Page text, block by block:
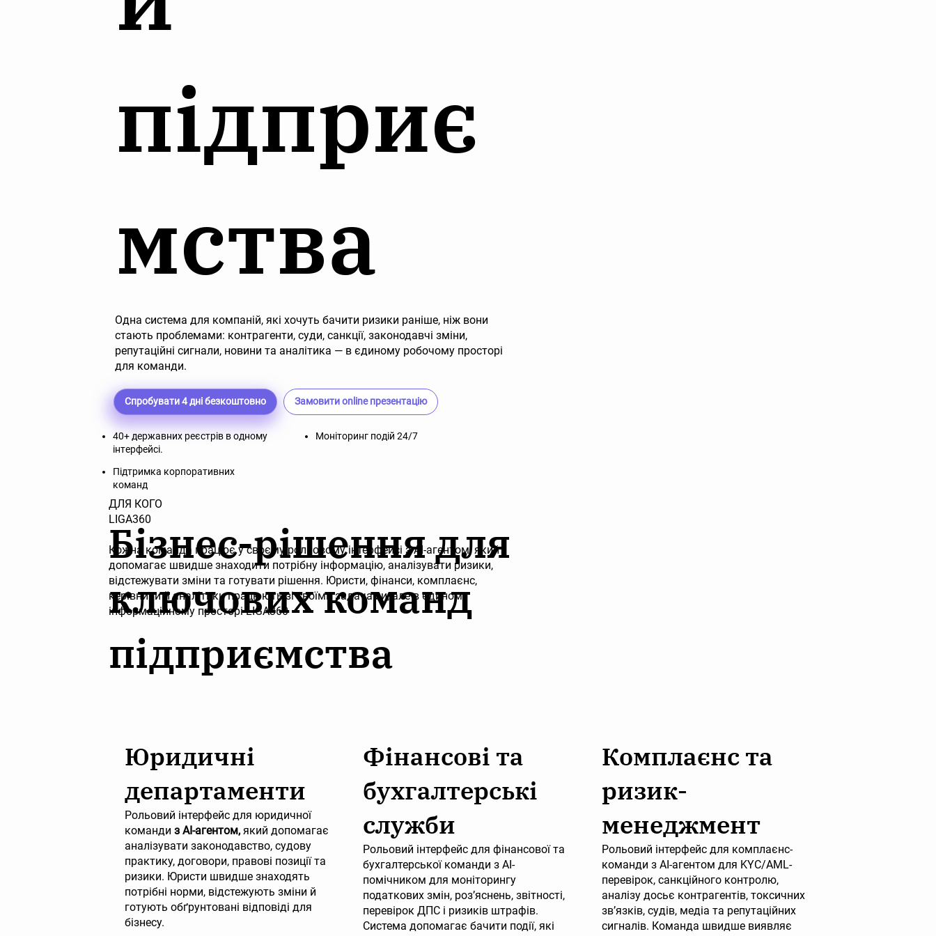
підприє
мства
Одна система для компаній, які хочуть бачити ризики раніше, ніж вони
стають проблемами: контрагенти, суди, санкції, законодавчі зміни,
репутаційні сигнали, новини та аналітика — в єдиному робочому просторі
для команди.
Спробувати 4 дні безкоштовно Замовити online презентацію
40+ державних реєстрів в одному
інтерфейсі.
Моніторинг подій 24/7
Підтримка корпоративних
команд
ДЛЯ КОГО
LIGA360
Бізнес-рішення для
ключових команд
підприємства
Кожна команда працює у своєму рольовому інтерфейсі з AI-агентом, який
допомагає швидше знаходити потрібну інформацію, аналізувати ризики,
відстежувати зміни та готувати рішення. Юристи, фінанси, комплаєнс,
керівники й аналітики працюють зі своїми задачами, але в єдиному
інформаційному просторі LIGA360
Юридичні
департаменти
Рольовий інтерфейс для юридичної
команди з AI-агентом, який допомагає
аналізувати законодавство, судову
практику, договори, правові позиції та
ризики. Юристи швидше знаходять
потрібні норми, відстежують зміни й
готують обґрунтовані відповіді для
бізнесу.
Фінансові та
бухгалтерські
служби
Рольовий інтерфейс для фінансової та
бухгалтерської команди з AI-
помічником для моніторингу
податкових змін, роз’яснень, звітності,
перевірок ДПС і ризиків штрафів.
Система допомагає бачити події, які
Комплаєнс та
ризик-
менеджмент
Рольовий інтерфейс для комплаєнс-
команди з AI-агентом для KYC/AML-
перевірок, санкційного контролю,
аналізу досьє контрагентів, токсичних
зв’язків, судів, медіа та репутаційних
сигналів. Команда швидше виявляє